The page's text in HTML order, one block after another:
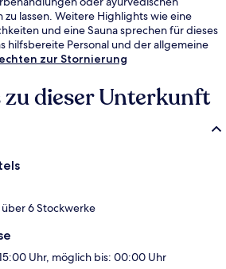
lassen. Weitere Highlights wie eine
und eine Sauna sprechen für dieses
hilfsbereite Personal und der allgemeine
von anderen Reisenden. Die
U-Bahn läuft man 4 Minuten (U-Bahnhof
(U-Bahnhof Französische Straße).
zur Stornierung
dieser Unterkunft
6 Stockwerke
Uhr, möglich bis: 00:00 Uhr